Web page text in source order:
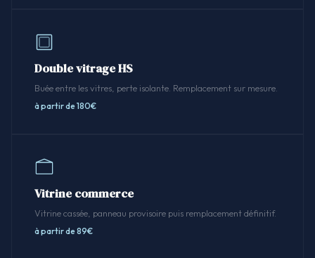
Double vitrage HS
Buée entre les vitres, perte isolante. Remplacement sur mesure.
à partir de 180€
Vitrine commerce
Vitrine cassée, panneau provisoire puis remplacement définitif.
à partir de 89€